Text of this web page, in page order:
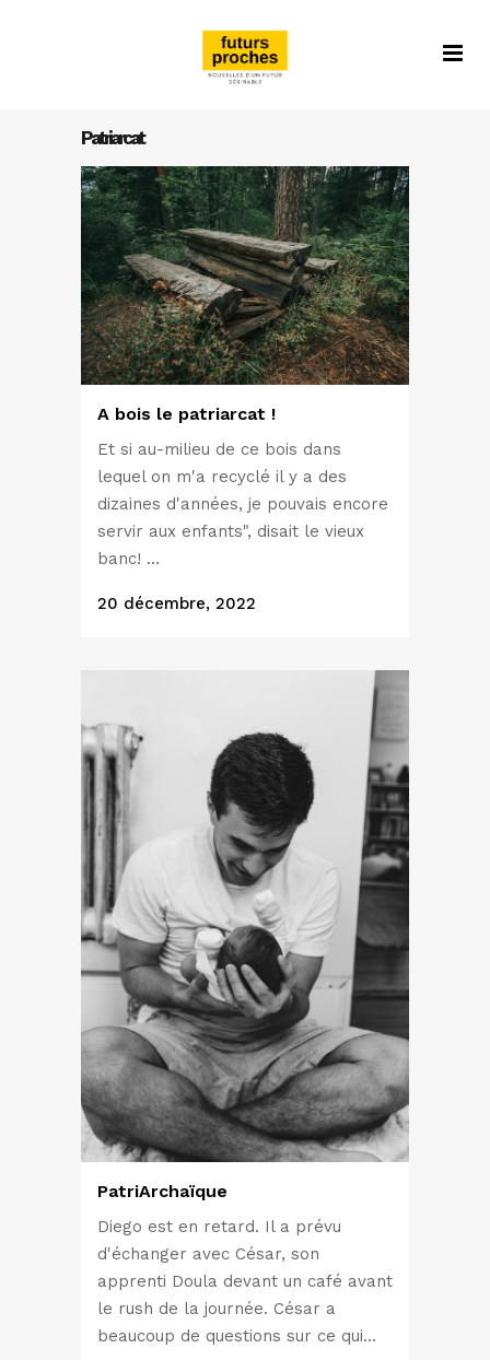
Patriarcat
A bois le patriarcat !
Et si au-milieu de ce bois dans
lequel on m'a recyclé il y a des
dizaines d'années, je pouvais encore
servir aux enfants", disait le vieux
banc! ...
20 décembre, 2022
PatriArchaïque
Diego est en retard. Il a prévu
d'échanger avec César, son
apprenti Doula devant un café avant
le rush de la journée. César a
beaucoup de questions sur ce qui...